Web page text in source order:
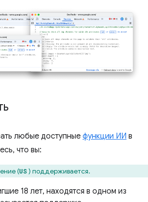
любые доступные функции ИИ в
что вы:
(US) поддерживается.
18 лет, находятся в одном из